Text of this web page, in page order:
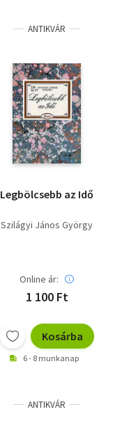
ANTIKVÁR
Legbölcsebb az Idő
Szilágyi János György
Online ár:
1 100 Ft
Kosárba
6 - 8 munkanap
ANTIKVÁR